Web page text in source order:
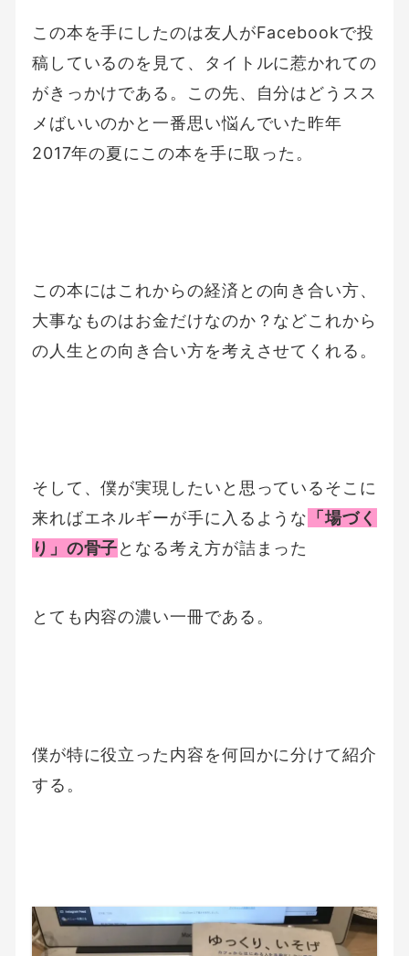
この本を手にしたのは友人がFacebookで投
稿しているのを見て、タイトルに惹かれての
がきっかけである。この先、自分はどうスス
メばいいのかと一番思い悩んでいた昨年
2017年の夏にこの本を手に取った。
この本にはこれからの経済との向き合い方、
大事なものはお金だけなのか？などこれから
の人生との向き合い方を考えさせてくれる。
そして、僕が実現したいと思っているそこに
来ればエネルギーが手に入るような 「場づく
り」の骨子となる考え方が詰まった
とても内容の濃い一冊である。
僕が特に役立った内容を何回かに分けて紹介
する。